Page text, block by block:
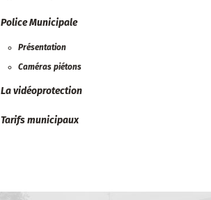
Police Municipale
Présentation
Caméras piétons
La vidéoprotection
Tarifs municipaux